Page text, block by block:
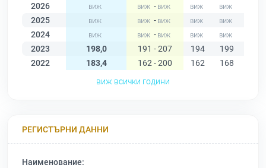
2026
-
2025
-
2024
-
2023
198,0 191 - 207 194 199
2022
183,4 162 - 200 162 168
виж всички години
РЕГИСТЪРНИ ДАННИ
Наименование: